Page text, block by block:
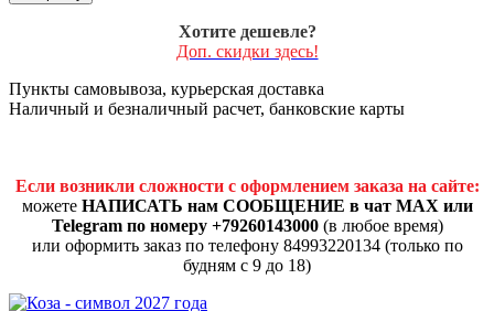
Хотите дешевле?
Доп. скидки здесь!
Пункты самовывоза, курьерская доставка
Наличный и безналичный расчет, банковские карты
Если возникли сложности с оформлением заказа на сайте:
можете НАПИСАТЬ нам СООБЩЕНИЕ в чат MAX или
Telegram по номеру +79260143000(в любое время)
или оформить заказ по телефону 84993220134 (только по
будням с 9 до 18)